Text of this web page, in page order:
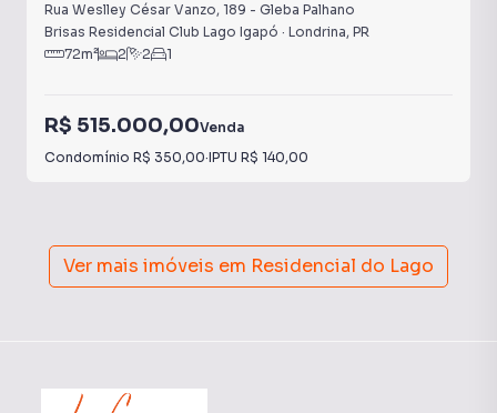
Rua Weslley César Vanzo, 189 - Gleba Palhano
Brisas Residencial Club Lago Igapó · Londrina, PR
72m² 2 2 1
R$ 515.000,00Venda
Condomínio R$ 350,00·IPTU R$ 140,00
Ver mais imóveis em Residencial do Lago